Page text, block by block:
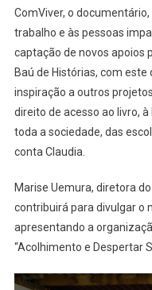
ComViver, o
trabalho e às pessoas
captação de novos apoios
Baú de Histórias, com
inspiração a outros
direito de acesso ao livro,
toda a sociedade, das
conta Claudia.
Marise Uemura, diretora
contribuirá para divulgar o
apresentando a
“Acolhimento e Despertar